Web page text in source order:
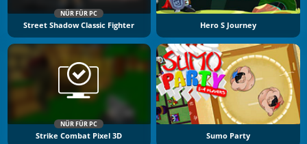
NÜR FÜR PC
Street Shadow Classic Fighter Hero S Journey
NÜR FÜR PC
Strike Combat Pixel 3D Sumo Party